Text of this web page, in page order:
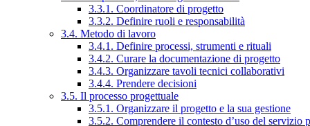
3.3.1. Coordinatore di progetto
3.3.2. Definire ruoli e responsabilità
3.4. Metodo di lavoro
3.4.1. Definire processi, strumenti e rituali
3.4.2. Curare la documentazione di progetto
3.4.3. Organizzare tavoli tecnici collaborativi
3.4.4. Prendere decisioni
3.5. Il processo progettuale
3.5.1. Organizzare il progetto e la sua gestione
3.5.2. Comprendere il contesto d’uso del servizio